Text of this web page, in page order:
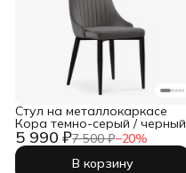
5 990 ₽7 500 ₽−20%
Стул на металлокаркасе
Кора темно-серый / черный
В корзину